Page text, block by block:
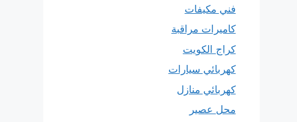
فني مكيفات
كاميرات مراقبة
كراج الكويت
كهربائي سيارات
كهربائي منازل
محل عصير